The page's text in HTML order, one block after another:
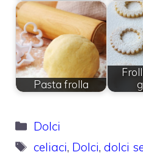
Pasta frolla
Categorie
Dolci
Tag
celiaci, Dolci,dolci